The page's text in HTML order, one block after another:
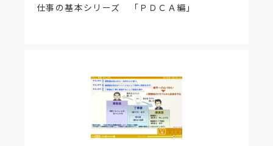
仕事の基本シリーズ 「ＰＤＣＡ編」